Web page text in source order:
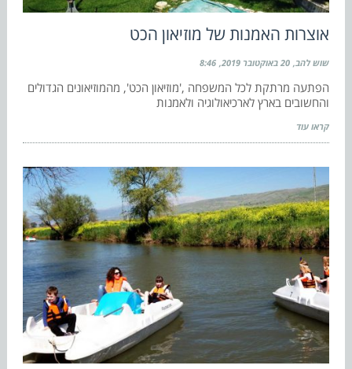
אוצרות האמנות של מוזיאון הכט
שוש להב 20 באוקטובר 2019 8:46
הפתעה מרתקת לכל המשפחה ,'מוזיאון הכט', מהמוזיאונים הגדולים
והחשובים בארץ לארכיאולוגיה ולאמנות
קראו עוד